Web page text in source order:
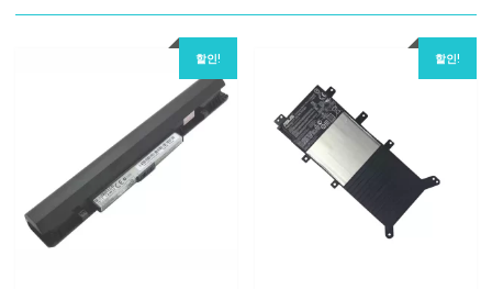
할인! 할인!